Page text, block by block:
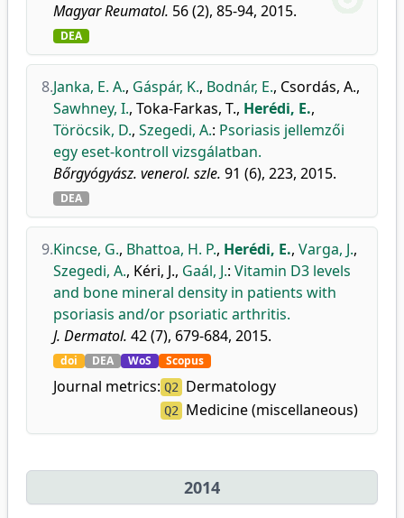
Magyar Reumatol. 56 (2), 85-94, 2015.
DEA
8.Janka, E. A., Gáspár, K., Bodnár, E., Csordás, A.,
Sawhney, I., Toka-Farkas, T., Herédi, E.,
Töröcsik, D., Szegedi, A.: Psoriasis jellemzői
egy eset-kontroll vizsgálatban.
Bőrgyógyász. venerol. szle. 91 (6), 223, 2015.
DEA
9.Kincse, G., Bhattoa, H. P., Herédi, E., Varga, J.,
Szegedi, A., Kéri, J., Gaál, J.: Vitamin D3 levels
and bone mineral density in patients with
psoriasis and/or psoriatic arthritis.
J. Dermatol. 42 (7), 679-684, 2015.
doi DEA WoS Scopus
Journal metrics: Q2 Dermatology
Q2 Medicine (miscellaneous)
2014